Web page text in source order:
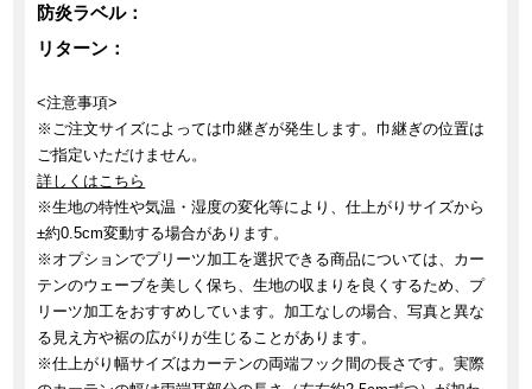
防炎ラベル：
リターン：
<注意事項>
※ご注文サイズによっては巾継ぎが発生します。巾継ぎの位置は
ご指定いただけません。
詳しくはこちら
※生地の特性や気温・湿度の変化等により、仕上がりサイズから
±約0.5cm変動する場合があります。
※オプションでプリーツ加工を選択できる商品については、カー
テンのウェーブを美しく保ち、生地の収まりを良くするため、プ
リーツ加工をおすすめしています。加工なしの場合、写真と異な
る見え方や裾の広がりが生じることがあります。
※仕上がり幅サイズはカーテンの両端フック間の長さです。実際